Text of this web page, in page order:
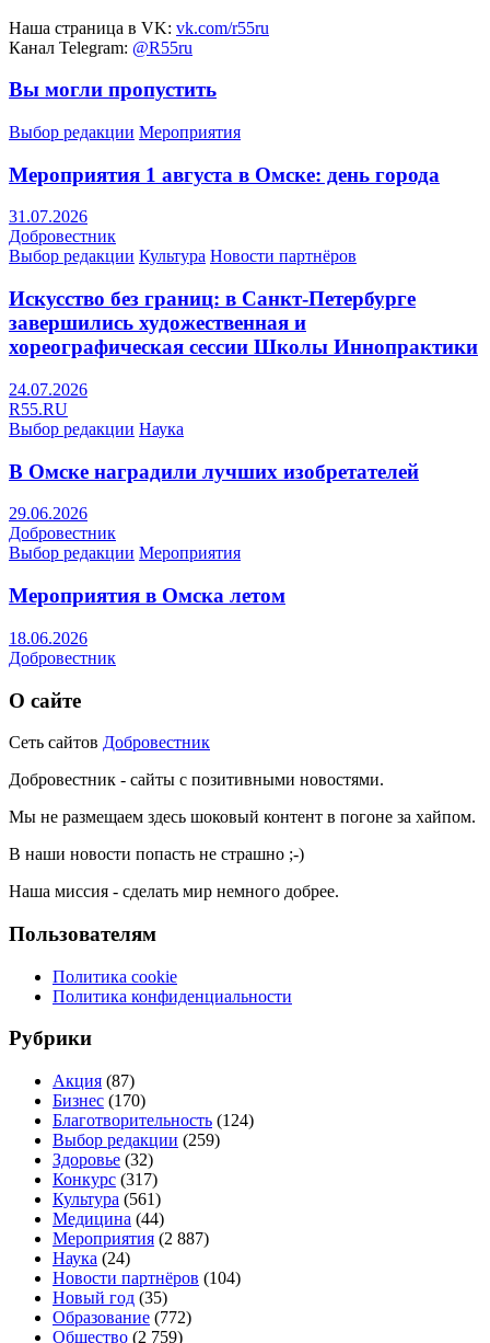
Наша страница в VK: vk.com/r55ru
Канал Telegram: @R55ru
Вы могли пропустить
Выбор редакции Мероприятия
Мероприятия 1 августа в Омске: день города
31.07.2026
Добровестник
Выбор редакции Культура Новости партнёров
Искусство без границ: в Санкт-Петербурге
завершились художественная и
хореографическая сессии Школы Иннопрактики
24.07.2026
R55.RU
Выбор редакции Наука
В Омске наградили лучших изобретателей
29.06.2026
Добровестник
Выбор редакции Мероприятия
Мероприятия в Омска летом
18.06.2026
Добровестник
О сайте
Сеть сайтов Добровестник
Добровестник - сайты с позитивными новостями.
Мы не размещаем здесь шоковый контент в погоне за хайпом.
В наши новости попасть не страшно ;-)
Наша миссия - сделать мир немного добрее.
Пользователям
Политика cookie
Политика конфиденциальности
Рубрики
Акция (87)
Бизнес (170)
Благотворительность (124)
Выбор редакции (259)
Здоровье (32)
Конкурс (317)
Культура (561)
Медицина (44)
Мероприятия (2 887)
Наука (24)
Новости партнёров (104)
Новый год (35)
Образование (772)
Общество (2 759)